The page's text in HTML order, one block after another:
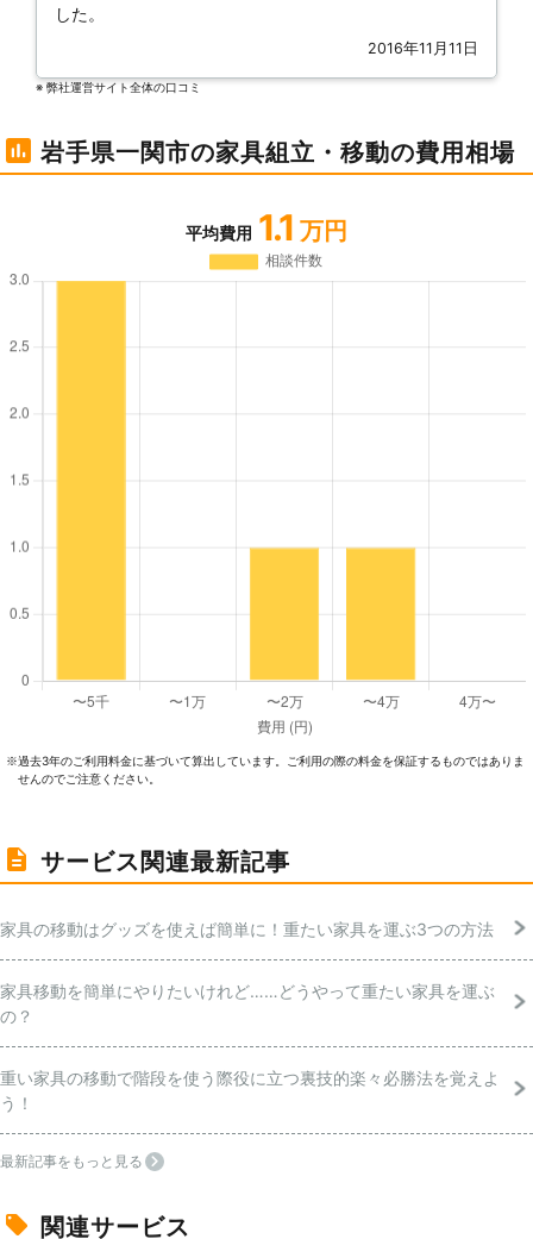
した。
2016年11月11日
※ 弊社運営サイト全体の⼝コミ
岩手県一関市の家具組立・移動の費用相場
平均費用 1.1 万円
※過去3年のご利⽤料⾦に基づいて算出しています。ご利⽤の際の料⾦を保証するものではありま
せんのでご注意ください。
サービス関連最新記事
家具の移動はグッズを使えば簡単に！重たい家具を運ぶ3つの方法
家具移動を簡単にやりたいけれど……どうやって重たい家具を運ぶ
の？
重い家具の移動で階段を使う際役に立つ裏技的楽々必勝法を覚えよ
う！
最新記事をもっと見る
関連サービス